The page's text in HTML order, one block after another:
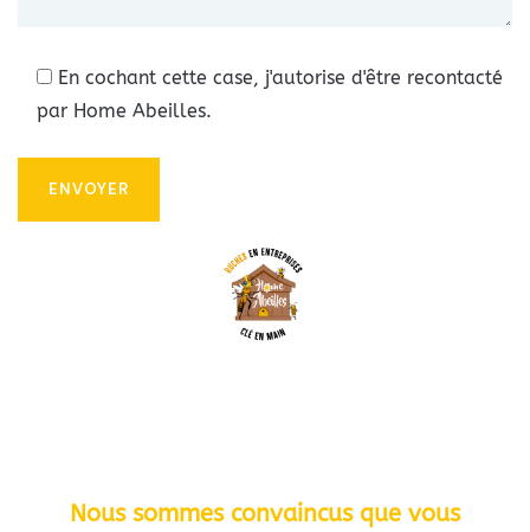
En cochant cette case, j'autorise d'être recontacté
par Home Abeilles.
Nous sommes convaincus que vous